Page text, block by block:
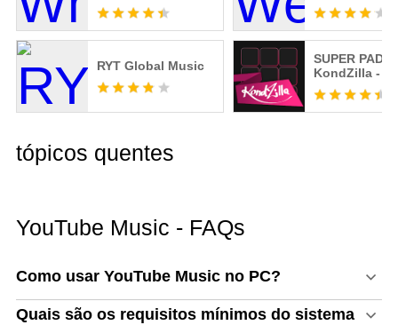
RYT Global Music
SUPER PADS
KondZilla -
DJ do Funk!
tópicos quentes
YouTube Music - FAQs
Como usar YouTube Music no PC?
Quais são os requisitos mínimos do sistema